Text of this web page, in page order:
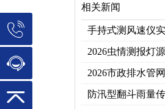
相关新闻